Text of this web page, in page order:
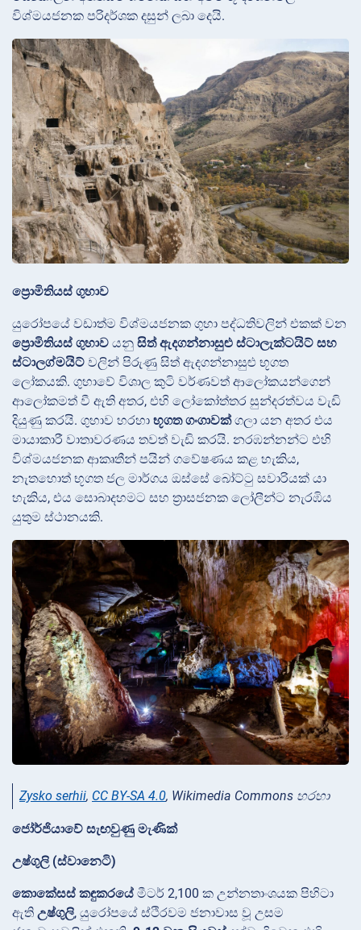
විශ්මයජනක පරිදර්ශක දසුන් ලබා දෙයි.
ප්‍රොමිතියස් ගුහාව
යුරෝපයේ වඩාත්ම විශ්මයජනක ගුහා පද්ධතිවලින් එකක් වන
ප්‍රොමිතියස් ගුහාව යනු සිත් ඇදගන්නාසුළු ස්ටාලැක්ටයිට් සහ
ස්ටාලග්මයිට් වලින් පිරුණු සිත් ඇදගන්නාසුළු භූගත
ලෝකයකි. ගුහාවේ විශාල කුටි වර්ණවත් ආලෝකයන්ගෙන්
ආලෝකමත් වී ඇති අතර, එහි ලෝකෝත්තර සුන්දරත්වය වැඩි
දියුණු කරයි. ගුහාව හරහා භූගත ගංගාවක්ගලා යන අතර එය
මායාකාරී වාතාවරණය තවත් වැඩි කරයි. නරඹන්නන්ට එහි
විශ්මයජනක ආකෘතීන් පයින් ගවේෂණය කළ හැකිය,
නැතහොත් භූගත ජල මාර්ගය ඔස්සේ බෝට්ටු සවාරියක් යා
හැකිය, එය සොබාදහමට සහ ත්‍රාසජනක ලෝලීන්ට නැරඹිය
යුතුම ස්ථානයකි.
Zysko serhii, CC BY-SA 4.0, Wikimedia Commons හරහා
ජෝර්ජියාවේ සැඟවුණු මැණික්
උෂ්ගුලි (ස්වානෙටි)
කොකේසස් කඳුකරයේ මීටර් 2,100 ක උන්නතාංශයක පිහිටා
ඇති උෂ්ගුලි, යුරෝපයේ ස්ථිරවම ජනාවාස වූ උසම